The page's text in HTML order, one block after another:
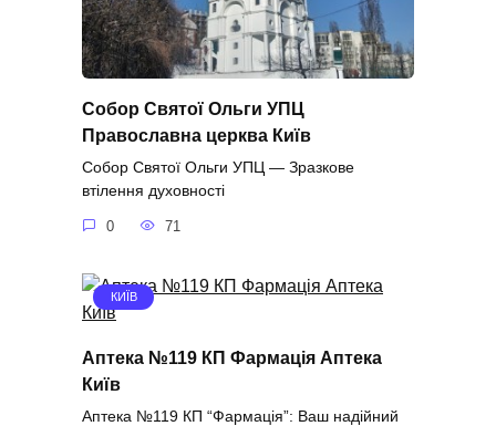
Собор Святої Ольги УПЦ
Православна церква Київ
Собор Святої Ольги УПЦ — Зразкове
втілення духовності
0 71
КИЇВ
Аптека №119 КП Фармація Аптека
Київ
Аптека №119 КП “Фармація”: Ваш надійний